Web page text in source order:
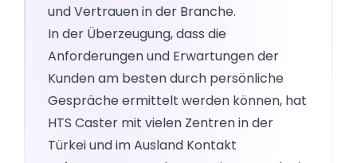
und Vertrauen in der Branche.
In der Überzeugung, dass die
Anforderungen und Erwartungen der
Kunden am besten durch persönliche
Gespräche ermittelt werden können, hat
HTS Caster mit vielen Zentren in der
Türkei und im Ausland Kontakt